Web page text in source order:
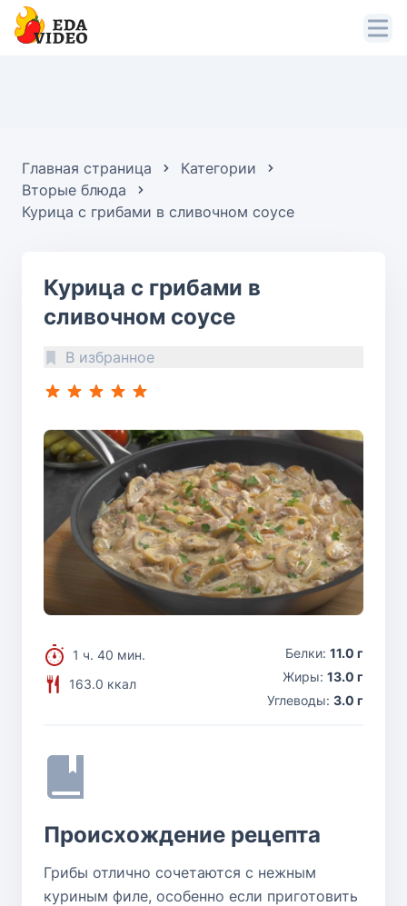
Главная страница
Категории
Вторые блюда
Курица с грибами в сливочном соусе
Курица с грибами в
сливочном соусе
В избранное
1 ч. 40 мин.
163.0 ккал
Белки: 11.0 г
Жиры: 13.0 г
Углеводы: 3.0 г
Происхождение рецепта
Грибы отлично сочетаются с нежным
куриным филе, особенно если приготовить